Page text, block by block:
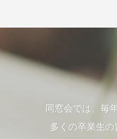
同窓会では、毎
多くの卒業生の